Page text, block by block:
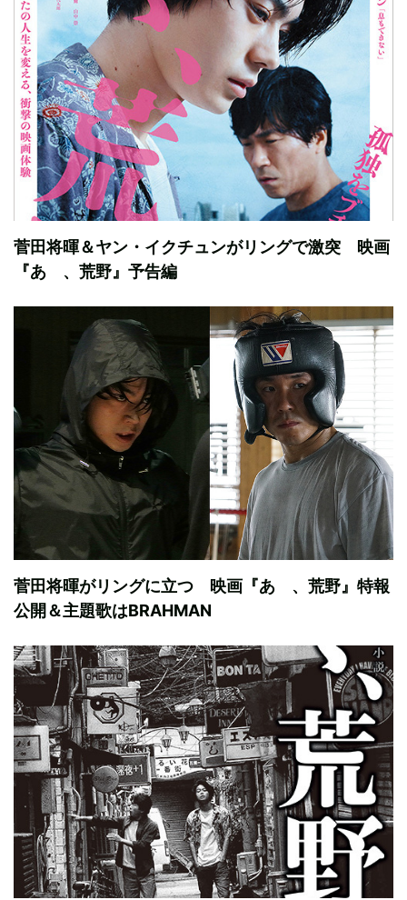
菅田将暉＆ヤン・イクチュンがリングで激突 映画
『あゝ、荒野』予告編
菅田将暉がリングに立つ 映画『あゝ、荒野』特報
公開＆主題歌はBRAHMAN